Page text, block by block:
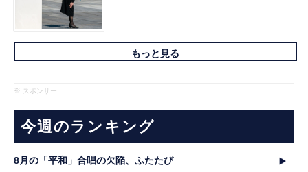
もっと見る
※ スポンサー
今週のランキング
8月の「平和」合唱の欠陥、ふたたび